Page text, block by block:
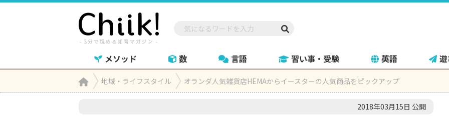
メソッド 数 言語 習い事・受験 英語
Home地域・ライフスタイル オランダ人気雑貨店HEMAからイースターの人気商品をピックアップ
2018年03月15日 公開